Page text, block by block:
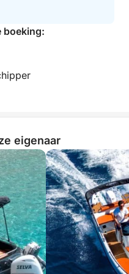
op een van de
creëer herinneringen
boeking:
eigenaar